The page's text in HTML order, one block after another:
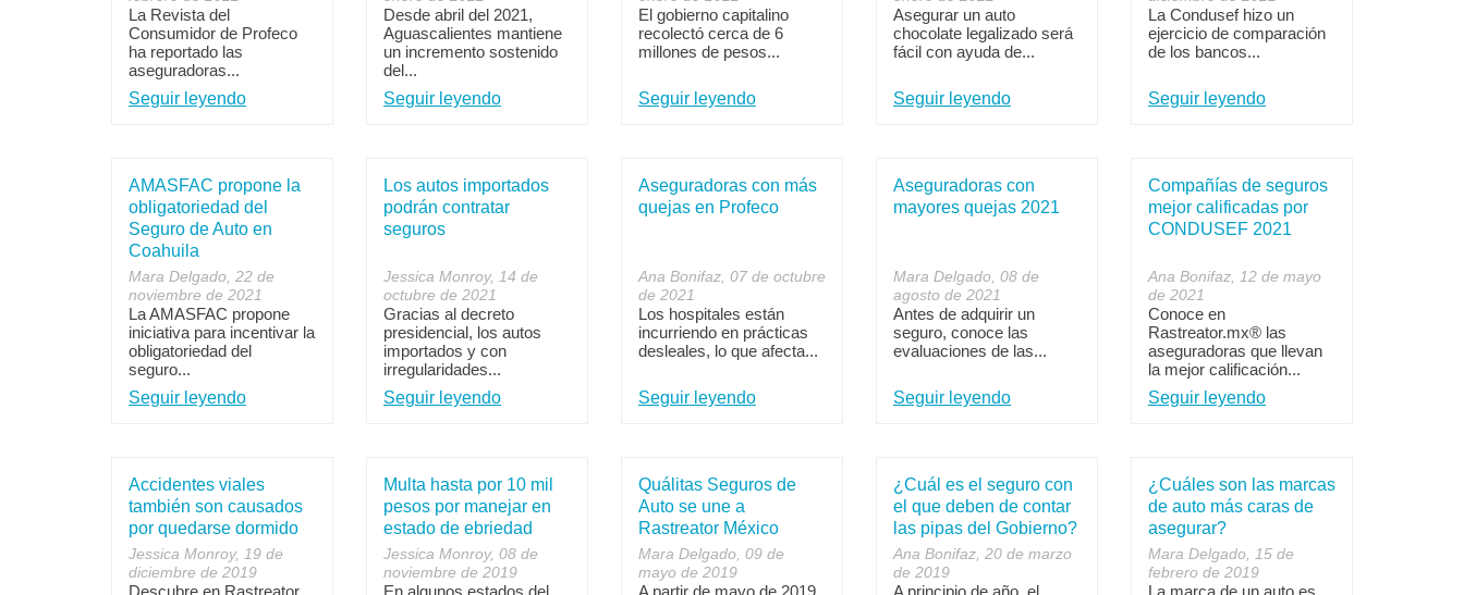
La Revista del
Consumidor de Profeco
ha reportado las
aseguradoras...
Seguir leyendo
Desde abril del 2021,
Aguascalientes mantiene
un incremento sostenido
del...
Seguir leyendo
El gobierno capitalino
recolectó cerca de 6
millones de pesos...
Seguir leyendo
Asegurar un auto
chocolate legalizado será
fácil con ayuda de...
Seguir leyendo
La Condusef hizo un
ejercicio de comparación
de los bancos...
Seguir leyendo
AMASFAC propone la
obligatoriedad del
Seguro de Auto en
Coahuila
Mara Delgado, 22 de
noviembre de 2021
La AMASFAC propone
iniciativa para incentivar la
obligatoriedad del
seguro...
Seguir leyendo
Los autos importados
podrán contratar
seguros
Jessica Monroy, 14 de
octubre de 2021
Gracias al decreto
presidencial, los autos
importados y con
irregularidades...
Seguir leyendo
Aseguradoras con más
quejas en Profeco
Ana Bonifaz, 07 de octubre
de 2021
Los hospitales están
incurriendo en prácticas
desleales, lo que afecta...
Seguir leyendo
Aseguradoras con
mayores quejas 2021
Mara Delgado, 08 de
agosto de 2021
Antes de adquirir un
seguro, conoce las
evaluaciones de las...
Seguir leyendo
Compañías de seguros
mejor calificadas por
CONDUSEF 2021
Ana Bonifaz, 12 de mayo
de 2021
Conoce en
Rastreator.mx® las
aseguradoras que llevan
la mejor calificación...
Seguir leyendo
Accidentes viales
también son causados
por quedarse dormido
Jessica Monroy, 19 de
diciembre de 2019
Descubre en Rastreator
Multa hasta por 10 mil
pesos por manejar en
estado de ebriedad
Jessica Monroy, 08 de
noviembre de 2019
En algunos estados del
Quálitas Seguros de
Auto se une a
Rastreator México
Mara Delgado, 09 de
mayo de 2019
A partir de mayo de 2019,
¿Cuál es el seguro con
el que deben de contar
las pipas del Gobierno?
Ana Bonifaz, 20 de marzo
de 2019
A principio de año, el
¿Cuáles son las marcas
de auto más caras de
asegurar?
Mara Delgado, 15 de
febrero de 2019
La marca de un auto es